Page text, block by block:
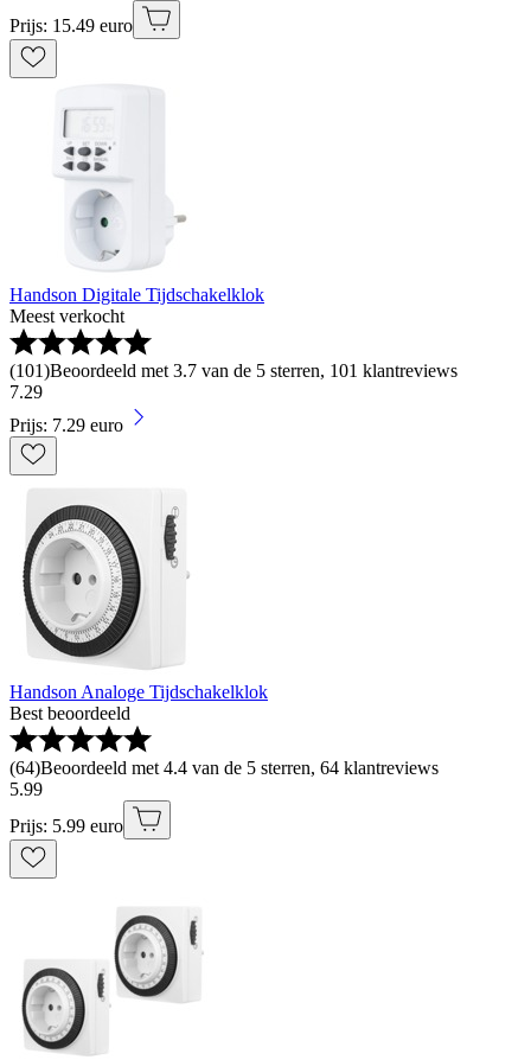
Prijs: 15.49 euro
Handson Digitale Tijdschakelklok
Meest verkocht
(101)Beoordeeld met 3.7 van de 5 sterren, 101 klantreviews
7.29
Prijs: 7.29 euro
Handson Analoge Tijdschakelklok
Best beoordeeld
(64)Beoordeeld met 4.4 van de 5 sterren, 64 klantreviews
5.99
Prijs: 5.99 euro